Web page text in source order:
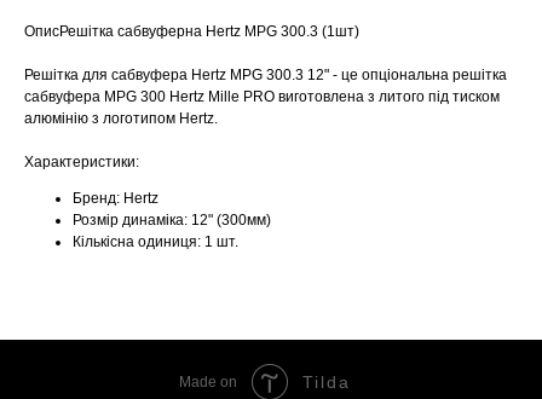
ОписРешітка сабвуферна Hertz MPG 300.3 (1шт)
Решітка для сабвуфера Hertz MPG 300.3 12" - це опціональна решітка
сабвуфера MPG 300 Hertz Mille PRO виготовлена з литого під тиском
алюмінію з логотипом Hertz.
Характеристики:
Бренд: Hertz
Розмір динаміка: 12" (300мм)
Кількісна одиниця: 1 шт.
Made on Tilda